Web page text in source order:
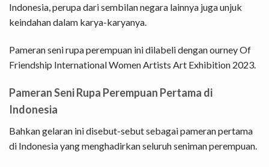
Indonesia, perupa dari sembilan negara lainnya juga unjuk
keindahan dalam karya-karyanya.
Pameran seni rupa perempuan ini dilabeli dengan ourney Of
Friendship International Women Artists Art Exhibition 2023.
Pameran Seni Rupa Perempuan Pertama di
Indonesia
Bahkan gelaran ini disebut-sebut sebagai pameran pertama
di Indonesia yang menghadirkan seluruh seniman perempuan.